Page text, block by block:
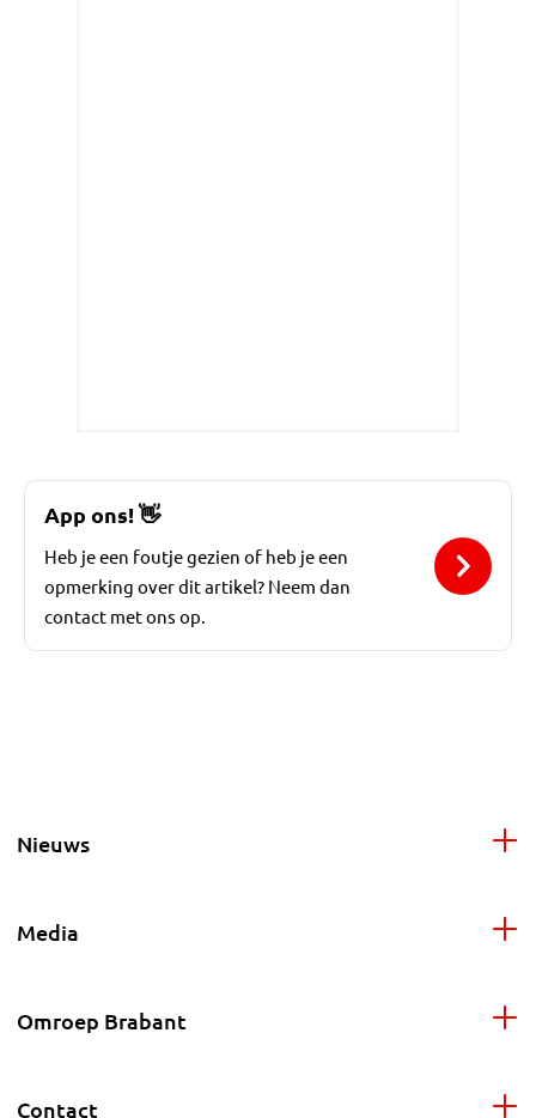
App ons!👋
Heb je een foutje gezien of heb je een
opmerking over dit artikel? Neem dan
contact met ons op.
Nieuws
Media
Omroep Brabant
Contact